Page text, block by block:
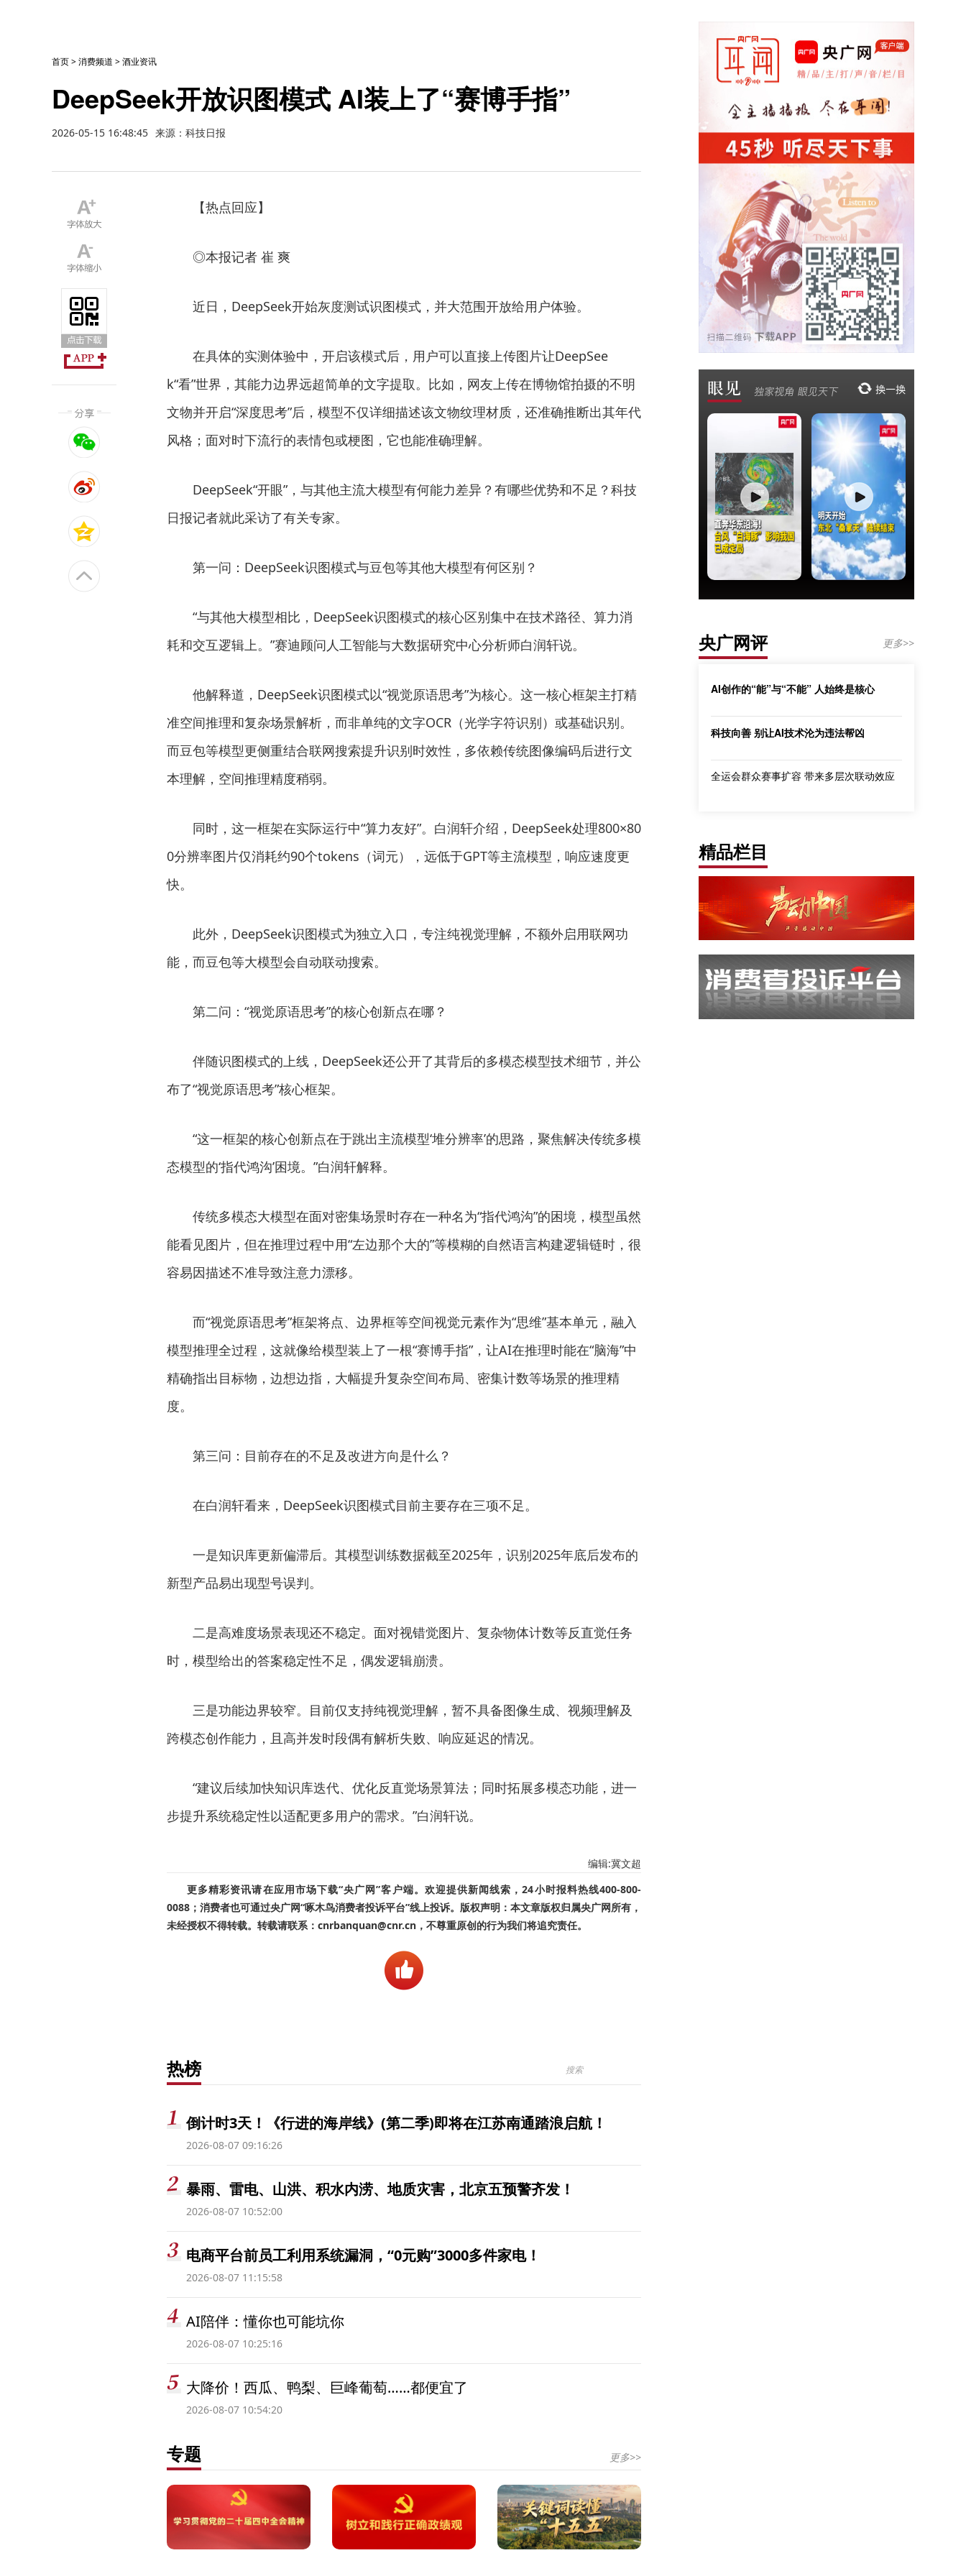
首页>消费频道 >酒业资讯
DeepSeek开放识图模式 AI装上了“赛博手指”
2026-05-15 16:48:45 来源：科技日报
【热点回应】
◎本报记者 崔 爽
近日，DeepSeek开始灰度测试识图模式，并大范围开放给用户体验。
在具体的实测体验中，开启该模式后，用户可以直接上传图片让DeepSee
k“看”世界，其能力边界远超简单的文字提取。比如，网友上传在博物馆拍摄的不明
文物并开启“深度思考”后，模型不仅详细描述该文物纹理材质，还准确推断出其年代
风格；面对时下流行的表情包或梗图，它也能准确理解。
DeepSeek“开眼”，与其他主流大模型有何能力差异？有哪些优势和不足？科技
日报记者就此采访了有关专家。
第一问：DeepSeek识图模式与豆包等其他大模型有何区别？
“与其他大模型相比，DeepSeek识图模式的核心区别集中在技术路径、算力消
耗和交互逻辑上。”赛迪顾问人工智能与大数据研究中心分析师白润轩说。
他解释道，DeepSeek识图模式以“视觉原语思考”为核心。这一核心框架主打精
准空间推理和复杂场景解析，而非单纯的文字OCR（光学字符识别）或基础识别。
而豆包等模型更侧重结合联网搜索提升识别时效性，多依赖传统图像编码后进行文
本理解，空间推理精度稍弱。
同时，这一框架在实际运行中“算力友好”。白润轩介绍，DeepSeek处理800×80
0分辨率图片仅消耗约90个tokens（词元），远低于GPT等主流模型，响应速度更
快。
此外，DeepSeek识图模式为独立入口，专注纯视觉理解，不额外启用联网功
能，而豆包等大模型会自动联动搜索。
第二问：“视觉原语思考”的核心创新点在哪？
伴随识图模式的上线，DeepSeek还公开了其背后的多模态模型技术细节，并公
布了“视觉原语思考”核心框架。
“这一框架的核心创新点在于跳出主流模型‘堆分辨率’的思路，聚焦解决传统多模
态模型的‘指代鸿沟’困境。”白润轩解释。
传统多模态大模型在面对密集场景时存在一种名为“指代鸿沟”的困境，模型虽然
能看见图片，但在推理过程中用“左边那个大的”等模糊的自然语言构建逻辑链时，很
容易因描述不准导致注意力漂移。
而“视觉原语思考”框架将点、边界框等空间视觉元素作为“思维”基本单元，融入
模型推理全过程，这就像给模型装上了一根“赛博手指”，让AI在推理时能在“脑海”中
精确指出目标物，边想边指，大幅提升复杂空间布局、密集计数等场景的推理精
度。
第三问：目前存在的不足及改进方向是什么？
在白润轩看来，DeepSeek识图模式目前主要存在三项不足。
一是知识库更新偏滞后。其模型训练数据截至2025年，识别2025年底后发布的
新型产品易出现型号误判。
二是高难度场景表现还不稳定。面对视错觉图片、复杂物体计数等反直觉任务
时，模型给出的答案稳定性不足，偶发逻辑崩溃。
三是功能边界较窄。目前仅支持纯视觉理解，暂不具备图像生成、视频理解及
跨模态创作能力，且高并发时段偶有解析失败、响应延迟的情况。
“建议后续加快知识库迭代、优化反直觉场景算法；同时拓展多模态功能，进一
步提升系统稳定性以适配更多用户的需求。”白润轩说。
编辑:冀文超
更多精彩资讯请在应用市场下载“央广网”客户端。欢迎提供新闻线索，24小时报料热线400-800-
0088；消费者也可通过央广网“啄木鸟消费者投诉平台”线上投诉。版权声明：本文章版权归属央广网所有，
未经授权不得转载。转载请联系：cnrbanquan@cnr.cn，不尊重原创的行为我们将追究责任。
热榜
倒计时3天！《行进的海岸线》(第二季)即将在江苏南通踏浪启航！
2026-08-07 09:16:26
暴雨、雷电、山洪、积水内涝、地质灾害，北京五预警齐发！
2026-08-07 10:52:00
电商平台前员工利用系统漏洞，“0元购”3000多件家电！
2026-08-07 11:15:58
AI陪伴：懂你也可能坑你
2026-08-07 10:25:16
大降价！西瓜、鸭梨、巨峰葡萄……都便宜了
2026-08-07 10:54:20
专题 更多>>
央广网评 更多>>
AI创作的“能”与“不能” 人始终是核心
科技向善 别让AI技术沦为违法帮凶
全运会群众赛事扩容 带来多层次联动效应
精品栏目